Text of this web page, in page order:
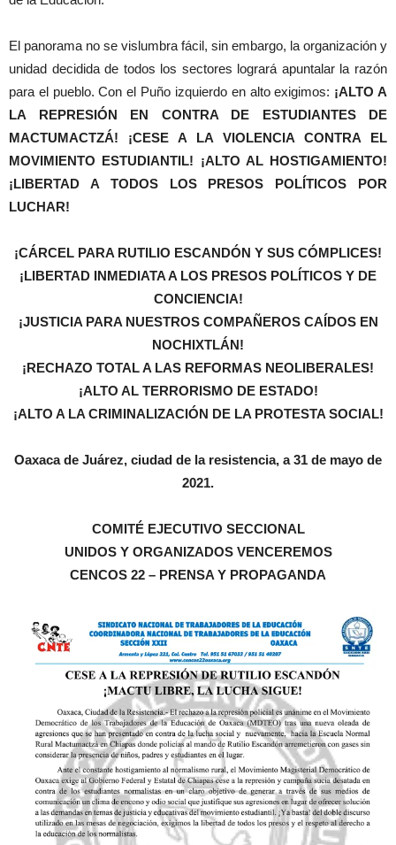
El panorama no se vislumbra fácil, sin embargo, la organización y
unidad decidida de todos los sectores logrará apuntalar la razón
para el pueblo. Con el Puño izquierdo en alto exigimos: ¡ALTO A
LA REPRESIÓN EN CONTRA DE ESTUDIANTES DE
MACTUMACTZÁ! ¡CESE A LA VIOLENCIA CONTRA EL
MOVIMIENTO ESTUDIANTIL! ¡ALTO AL HOSTIGAMIENTO!
¡LIBERTAD A TODOS LOS PRESOS POLÍTICOS POR
LUCHAR!
¡CÁRCEL PARA RUTILIO ESCANDÓN Y SUS CÓMPLICES!
¡LIBERTAD INMEDIATA A LOS PRESOS POLÍTICOS Y DE
CONCIENCIA!
¡JUSTICIA PARA NUESTROS COMPAÑEROS CAÍDOS EN
NOCHIXTLÁN!
¡RECHAZO TOTAL A LAS REFORMAS NEOLIBERALES!
¡ALTO AL TERRORISMO DE ESTADO!
¡ALTO A LA CRIMINALIZACIÓN DE LA PROTESTA SOCIAL!
Oaxaca de Juárez, ciudad de la resistencia, a 31 de mayo de
2021.
COMITÉ EJECUTIVO SECCIONAL
UNIDOS Y ORGANIZADOS VENCEREMOS
CENCOS 22 – PRENSA Y PROPAGANDA